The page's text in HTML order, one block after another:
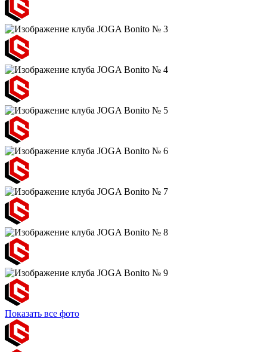
Показать все фото